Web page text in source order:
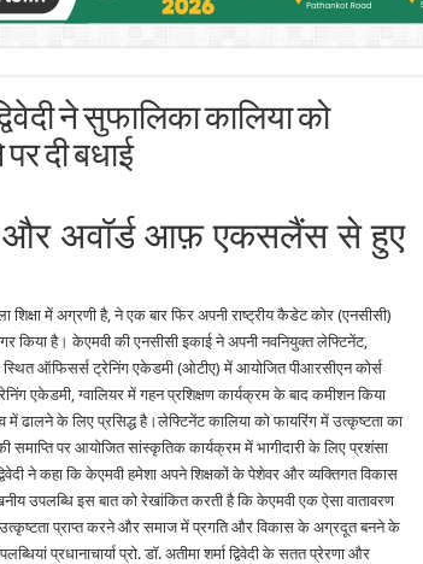
ने सुफालिका कालिया को
दी बधाई
और अवॉर्ड आफ़ एकसलैंस से हुए
शिक्षा में अग्रणी है, ने एक बार फिर अपनी राष्ट्रीय कैडेट कोर (एनसीसी)
किया है। केएमवी की एनसीसी इकाई ने अपनी नवनियुक्त लेफ्टिनेंट,
स्थित ऑफिसर्स ट्रेनिंग एकेडमी (ओटीए) में आयोजित पीआरसीएन कोर्स
एकेडमी, ग्वालियर में गहन प्रशिक्षण कार्यक्रम के बाद कमीशन किया
ढालने के लिए प्रसिद्ध है।लेफ्टिनेंट कालिया को फायरिंग में उत्कृष्टता का
समाप्ति पर आयोजित सांस्कृतिक कार्यक्रम में भागीदारी के लिए प्रशंसा
ने कहा कि केएमवी हमेशा अपने शिक्षकों के पेशेवर और व्यक्तिगत विकास
उपलब्धि इस बात को रेखांकित करती है कि केएमवी एक ऐसा वातावरण
उत्कृष्टता प्राप्त करने और समाज में प्रगति और विकास के अग्रदूत बनने के
प्रधानाचार्या प्रो. डॉ. अतीमा शर्मा द्विवेदी के सतत प्रेरणा और